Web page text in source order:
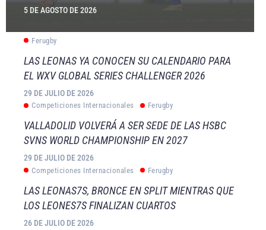
5 DE AGOSTO DE 2026
Ferugby
LAS LEONAS YA CONOCEN SU CALENDARIO PARA
EL WXV GLOBAL SERIES CHALLENGER 2026
29 DE JULIO DE 2026
Competiciones Internacionales Ferugby
VALLADOLID VOLVERÁ A SER SEDE DE LAS HSBC
SVNS WORLD CHAMPIONSHIP EN 2027
29 DE JULIO DE 2026
Competiciones Internacionales Ferugby
LAS LEONAS7S, BRONCE EN SPLIT MIENTRAS QUE
LOS LEONES7S FINALIZAN CUARTOS
26 DE JULIO DE 2026